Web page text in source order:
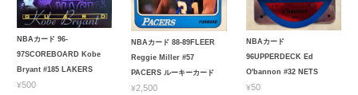
NBAカード 96-
97SCOREBOARD Kobe
Bryant #185 LAKERS
¥500
NBAカード 88-89FLEER
Reggie Miller #57
PACERS ルーキーカード
¥2,500
NBAカード
96UPPERDECK Ed
O'bannon #32 NETS
¥50